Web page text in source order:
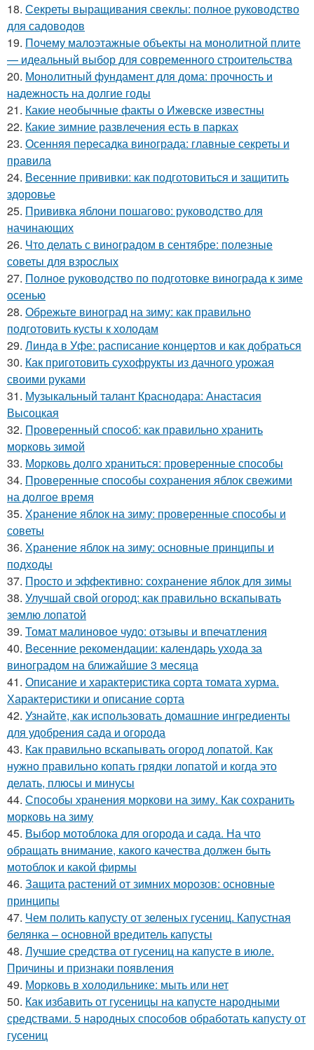
18. Секреты выращивания свеклы: полное руководство
для садоводов
19. Почему малоэтажные объекты на монолитной плите
— идеальный выбор для современного строительства
20. Монолитный фундамент для дома: прочность и
надежность на долгие годы
21. Какие необычные факты о Ижевске известны
22. Какие зимние развлечения есть в парках
23. Осенняя пересадка винограда: главные секреты и
правила
24. Весенние прививки: как подготовиться и защитить
здоровье
25. Прививка яблони пошагово: руководство для
начинающих
26. Что делать с виноградом в сентябре: полезные
советы для взрослых
27. Полное руководство по подготовке винограда к зиме
осенью
28. Обрежьте виноград на зиму: как правильно
подготовить кусты к холодам
29. Линда в Уфе: расписание концертов и как добраться
30. Как приготовить сухофрукты из дачного урожая
своими руками
31. Музыкальный талант Краснодара: Анастасия
Высоцкая
32. Проверенный способ: как правильно хранить
морковь зимой
33. Морковь долго храниться: проверенные способы
34. Проверенные способы сохранения яблок свежими
на долгое время
35. Хранение яблок на зиму: проверенные способы и
советы
36. Хранение яблок на зиму: основные принципы и
подходы
37. Просто и эффективно: сохранение яблок для зимы
38. Улучшай свой огород: как правильно вскапывать
землю лопатой
39. Томат малиновое чудо: отзывы и впечатления
40. Весенние рекомендации: календарь ухода за
виноградом на ближайшие 3 месяца
41. Описание и характеристика сорта томата хурма.
Характеристики и описание сорта
42. Узнайте, как использовать домашние ингредиенты
для удобрения сада и огорода
43. Как правильно вскапывать огород лопатой. Как
нужно правильно копать грядки лопатой и когда это
делать, плюсы и минусы
44. Способы хранения моркови на зиму. Как сохранить
морковь на зиму
45. Выбор мотоблока для огорода и сада. На что
обращать внимание, какого качества должен быть
мотоблок и какой фирмы
46. Защита растений от зимних морозов: основные
принципы
47. Чем полить капусту от зеленых гусениц. Капустная
белянка – основной вредитель капусты
48. Лучшие средства от гусениц на капусте в июле.
Причины и признаки появления
49. Морковь в холодильнике: мыть или нет
50. Как избавить от гусеницы на капусте народными
средствами. 5 народных способов обработать капусту от
гусениц